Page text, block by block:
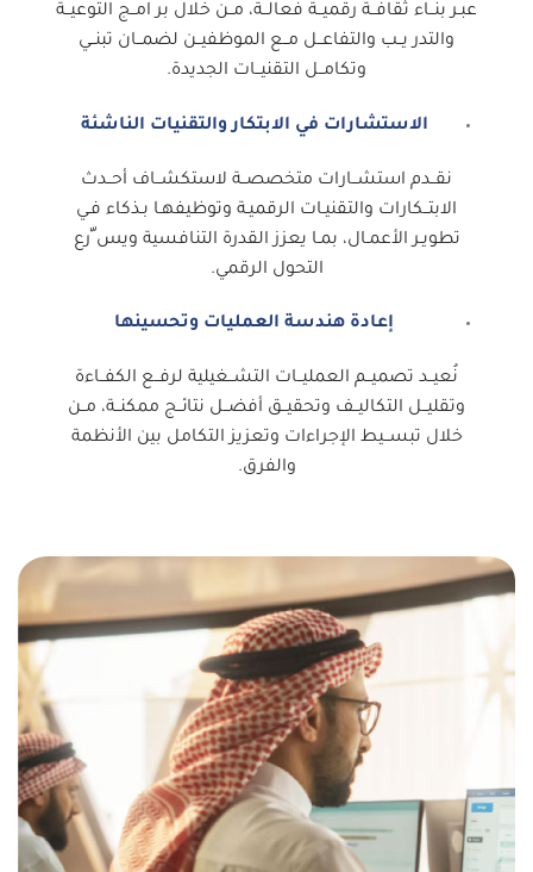
عبـر بنــاء ثقافــة رقميــة فعالــة، مــن خلال بر امــج التوعيــة
والتدر يــب والتفاعــل مــع الموظفيــن لضمــان تبنــي
وتكامــل التقنيــات الجديدة.
الاستشارات في الابتكار والتقنيات الناشئة
نقــدم استشــارات متخصصــة لاستكشــاف أحــدث
الابتــكارات والتقنيـات الرقميـة وتوظيفهـا بـذكاء فـي
تطويـر الأعمـال، بمـا يعزز القدرة التنافسية ويس ّرع
التحول الرقمي.
إعادة هندسة العمليات وتحسينها
نُعيــد تصميــم العمليــات التشــغيلية لرفــع الكفــاءة
وتقليــل التكاليــف وتحقيــق أفضــل نتائــج ممكنــة، مــن
خلال تبســيط الإجراءات وتعزيز التكامل بين الأنظمة
والفرق.